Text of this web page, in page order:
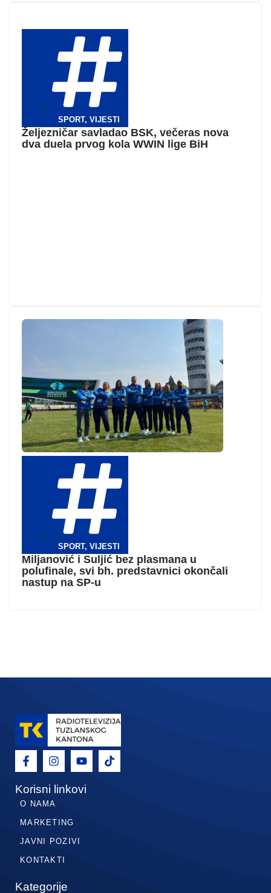
SPORT, VIJESTI
Željezničar savladao BSK, večeras nova
dva duela prvog kola WWIN lige BiH
SPORT, VIJESTI
Miljanović i Suljić bez plasmana u
polufinale, svi bh. predstavnici okončali
nastup na SP-u
Korisni linkovi
O NAMA
MARKETING
JAVNI POZIVI
KONTAKTI
Kategorije